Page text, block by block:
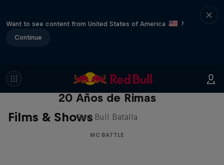
Want to see content from United States of America
?
Continue
Films & Shows
Red Bull Batalla Nueva Historia:
20 Años de Rimas
Red Bull Batalla
MC BATTLE